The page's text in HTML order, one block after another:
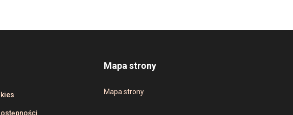
Mapa strony
Mapa strony